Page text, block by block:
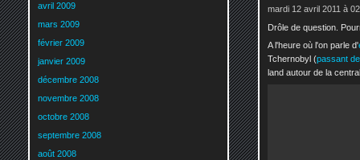
mardi 12 avril 2011 à
Drôle de question.
A l'heure où l'on parle d'
Tchernobyl (passant
land autour de la
avril 2009
mars 2009
février 2009
janvier 2009
décembre 2008
novembre 2008
octobre 2008
septembre 2008
août 2008